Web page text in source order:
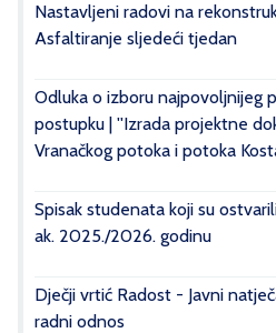
Nastavljeni radovi na
Asfaltiranje sljedeći tjedan
Odluka o izboru najpovoljnijeg
postupku | ''Izrada projektne
Vranačkog potoka i potoka
Spisak studenata koji su
ak. 2025./2026. godinu
Dječji vrtić Radost - Javni
radni odnos